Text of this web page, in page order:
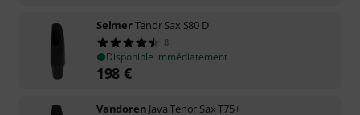
SelmerTenor Sax S80 D
8
Disponible immédiatement
198 €
Vandoren Java Tenor Sax T75+